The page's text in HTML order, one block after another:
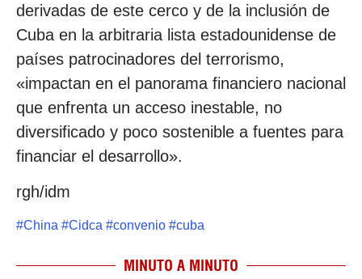
derivadas de este cerco y de la inclusión de
Cuba en la arbitraria lista estadounidense de
países patrocinadores del terrorismo,
«impactan en el panorama financiero nacional
que enfrenta un acceso inestable, no
diversificado y poco sostenible a fuentes para
financiar el desarrollo».
rgh/idm
#China #Cidca #convenio #cuba
MINUTO A MINUTO